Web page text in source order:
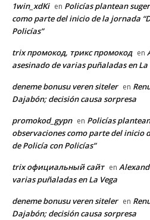
1win_xdKi en Policías plantean
como parte del inicio de la jornada
Policías”
trix промокод, трикс промокод en
asesinado de varias puñaladas en La
deneme bonusu veren siteler en
Dajabón; decisión causa sorpresa
promokod_gypn en Policías
observaciones como parte del inicio
de Policía con Policías”
trix официальный сайт en
varias puñaladas en La Vega
deneme bonusu veren siteler en
Dajabón; decisión causa sorpresa